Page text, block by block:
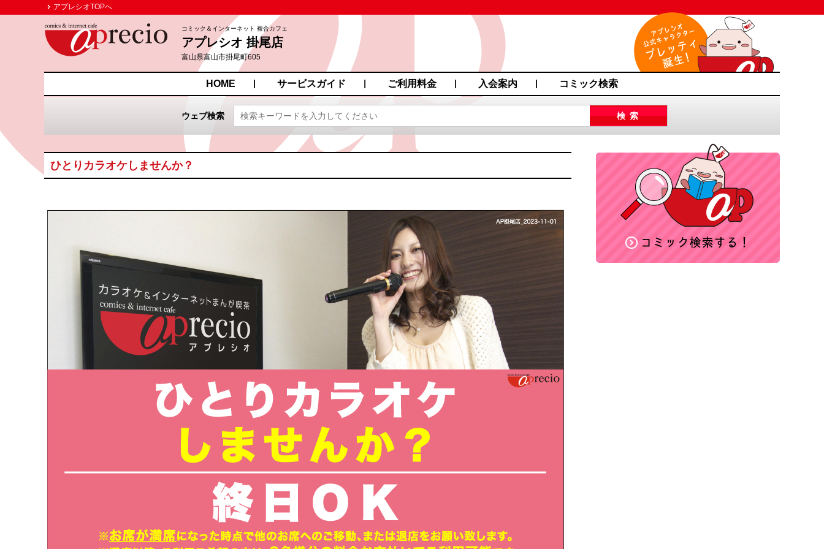
アプレシオTOPへ
コミック＆インターネット 複合カフェ
アプレシオ 掛尾店
富山県富山市掛尾町605
HOME サービスガイド ご利用料金 入会案内 コミック検索
ウェブ検索
ひとりカラオケしませんか？